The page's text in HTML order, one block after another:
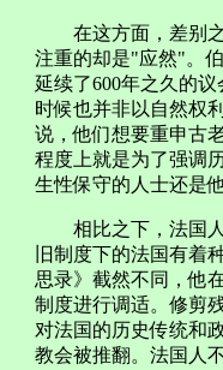
在这方面，差别之
注重的却是"应然"。
延续了600年之久的
时候也并非以自然权
说，他们想要重申古
程度上就是为了强调
生性保守的人士还是
相比之下，法国人
旧制度下的法国有着
思录》截然不同，他
制度进行调适。修剪
对法国的历史传统和
教会被推翻。法国人